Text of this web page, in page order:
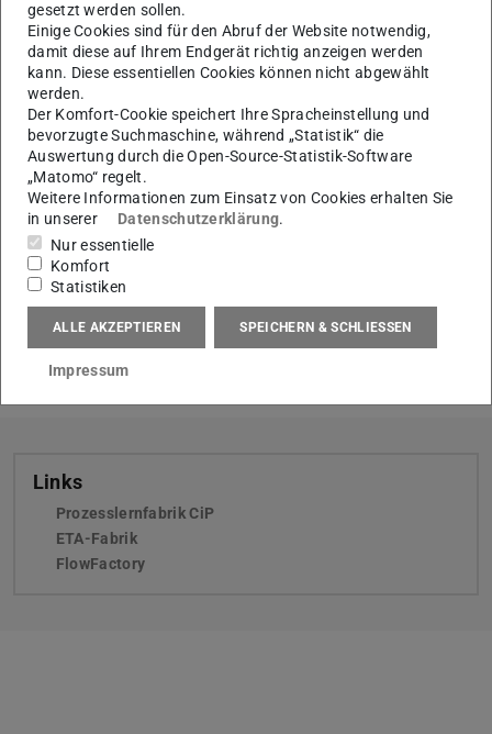
wurden in der aktuellen Ausgabe der Universitätszeitung
hoch³ der Technische Universität Darmstadt vorgestellt.
Viel Spaß beim Lesen!
Hier geht es zur Ausgabe!
Ihr Kontakt am PTW
Christian Urnauer M. Sc.
Links
Prozesslernfabrik CiP
ETA-Fabrik
FlowFactory
gesetzt werden sollen.
Einige Cookies sind für den Abruf der Website notwendig,
damit diese auf Ihrem Endgerät richtig anzeigen werden
kann. Diese essentiellen Cookies können nicht abgewählt
werden.
Der Komfort-Cookie speichert Ihre Spracheinstellung und
bevorzugte Suchmaschine, während „Statistik“ die
Auswertung durch die Open-Source-Statistik-Software
„Matomo“ regelt.
Weitere Informationen zum Einsatz von Cookies erhalten Sie
in unserer
Datenschutzerklärung.
Nur essentielle
Komfort
Statistiken
ALLE AKZEPTIEREN SPEICHERN & SCHLIESSEN
Impressum